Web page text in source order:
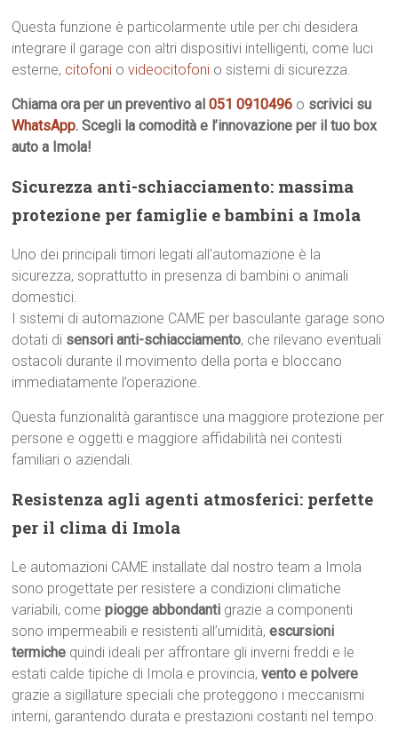
Questa funzione è particolarmente utile per chi desidera
integrare il garage con altri dispositivi intelligenti, come luci
esterne, citofoni ovideocitofoni o sistemi di sicurezza.
Chiama ora per un preventivo al051 0910496 o scrivici su
WhatsApp. Scegli la comodità e l’innovazione per il tuo box
auto a Imola!
Sicurezza anti-schiacciamento: massima
protezione per famiglie e bambini a Imola
Uno dei principali timori legati all’automazione è la
sicurezza, soprattutto in presenza di bambini o animali
domestici.
I sistemi di automazione CAME per basculante garage sono
dotati di sensori anti-schiacciamento, che rilevano eventuali
ostacoli durante il movimento della porta e bloccano
immediatamente l’operazione.
Questa funzionalità garantisce una maggiore protezione per
persone e oggetti e maggiore affidabilità nei contesti
familiari o aziendali.
Resistenza agli agenti atmosferici: perfette
per il clima di Imola
Le automazioni CAME installate dal nostro team a Imola
sono progettate per resistere a condizioni climatiche
variabili, comepiogge abbondanti grazie a componenti
sono impermeabili e resistenti all’umidità,escursioni
termiche quindi ideali per affrontare gli inverni freddi e le
estati calde tipiche di Imola e provincia,vento e polvere
grazie a sigillature speciali che proteggono i meccanismi
interni, garantendo durata e prestazioni costanti nel tempo.